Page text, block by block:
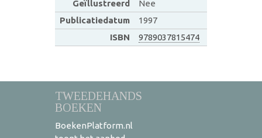
Geïllustreerd
Nee
Publicatiedatum
1997
ISBN
9789037815474
TWEEDEHANDS
BOEKEN
BoekenPlatform.nl